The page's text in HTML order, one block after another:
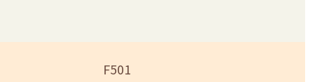
F501